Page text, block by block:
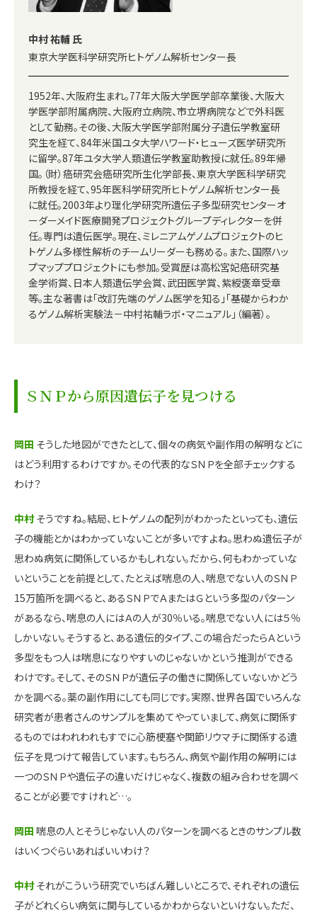
中村 祐輔 氏
東京大学医科学研究所ヒトゲノム解析センター長
1952年、大阪府生まれ。77年大阪大学医学部卒業後、大阪大
学医学部附属病院、大阪府立病院、市立堺病院などで外科医
として勤務。その後、大阪大学医学部附属分子遺伝学教室研
究生を経て、84年米国ユタ大学ハワード・ヒューズ医学研究所
に留学。87年ユタ大学人類遺伝学教室助教授に就任。89年帰
国。（財）癌研究会癌研究所生化学部長、東京大学医科学研究
所教授を経て、95年医科学研究所ヒトゲノム解析センター長
に就任。2003年より理化学研究所遺伝子多型研究センターオ
ーダーメイド医療開発プロジェクトグループディレクターを併
任。専門は遺伝医学。現在、ミレニアムゲノムプロジェクトのヒ
トゲノム多様性解析のチームリーダーも務める。また、国際ハッ
プマッププロジェクトにも参加。受賞歴は高松宮妃癌研究基
金学術賞、日本人類遺伝学会賞、武田医学賞、紫綬褒章受章
等。主な著書は「改訂先端のゲノム医学を知る」「基礎からわか
るゲノム解析実験法－中村祐輔ラボ・マニュアル」（編著）。
ＳＮＰから原因遺伝子を見つける
岡田 そうした地図ができたとして、個々の病気や副作用の解明などに
はどう利用するわけですか。その代表的なＳＮＰを全部チェックする
わけ？
中村そうですね。結局、ヒトゲノムの配列がわかったといっても、遺伝
子の機能とかはわかっていないことが多いですよね。思わぬ遺伝子が
思わぬ病気に関係しているかもしれない。だから、何もわかっていな
いということを前提として、たとえば喘息の人、喘息でない人のＳＮＰ
15万箇所を調べると、あるＳＮＰでＡまたはＧという多型のパターン
があるなら、喘息の人にはＡの人が30％いる。喘息でない人には５％
しかいない。そうすると、ある遺伝的タイプ、この場合だったらＡという
多型をもつ人は喘息になりやすいのじゃないかという推測ができる
わけです。そして、そのＳＮＰが遺伝子の働きに関係していないかどう
かを調べる。薬の副作用にしても同じです。実際、世界各国でいろんな
研究者が患者さんのサンプルを集めてやっていまして、病気に関係す
るものではわれわれもすでに心筋梗塞や関節リウマチに関係する遺
伝子を見つけて報告しています。もちろん、病気や副作用の解明には
一つのＳＮＰや遺伝子の違いだけじゃなく、複数の組み合わせを調べ
ることが必要ですけれど…。
岡田 喘息の人とそうじゃない人のパターンを調べるときのサンプル数
はいくつぐらいあればいいわけ？
中村それがこういう研究でいちばん難しいところで、それぞれの遺伝
子がどれくらい病気に関与しているかわからないといけない。ただ、